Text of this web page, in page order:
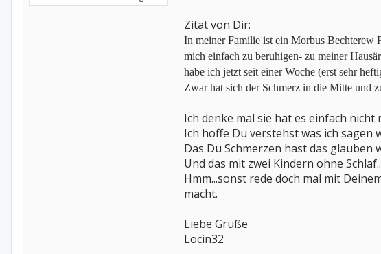
Zitat von Dir:
In meiner Familie ist ein Morbus Bechterew
mich einfach zu beruhigen- zu meiner
habe ich jetzt seit einer Woche (erst sehr
Zwar hat sich der Schmerz in die Mitte und
Ich denke mal sie hat es einfach nicht
Ich hoffe Du verstehst was ich sagen
Das Du Schmerzen hast das glauben
Und das mit zwei Kindern ohne
Hmm...sonst rede doch mal mit
macht.
Liebe Grüße
Locin32